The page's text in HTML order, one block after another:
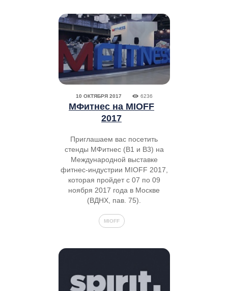
10 ОКТЯБРЯ 2017 6236
МФитнес на MIOFF
2017
Приглашаем вас посетить
стенды МФитнес (B1 и B3) на
Международной выставке
фитнес-индустрии MIOFF 2017,
которая пройдет с 07 по 09
ноября 2017 года в Москве
(ВДНХ, пав. 75).
MIOFF